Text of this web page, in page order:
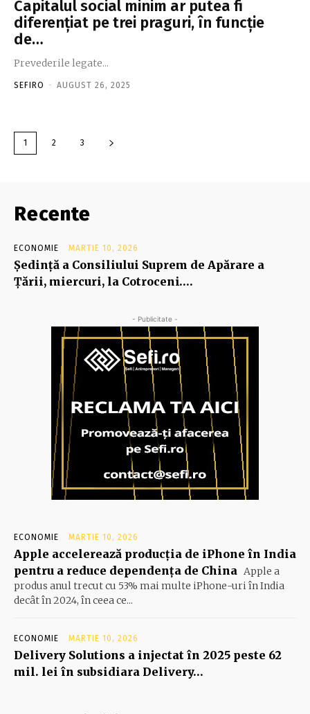
Capitalul social minim ar putea fi
diferenţiat pe trei praguri, în funcţie
de…
Prevederile legate...
SEFIRO - AUGUST 26, 2025
1 2 3
Recente
ECONOMIE MARTIE 10, 2026
Şedinţă a Consiliului Suprem de Apărare a
Ţării, miercuri, la Cotroceni….
- Publicitate -
ECONOMIE MARTIE 10, 2026
Apple accelerează producția de iPhone în India
pentru a reduce dependența de China Apple a
produs anul trecut cu 53% mai multe iPhone-uri în India
decât în 2024, în ceea ce...
ECONOMIE MARTIE 10, 2026
Delivery Solutions a injectat în 2025 peste 62
mil. lei în subsidiara Delivery…